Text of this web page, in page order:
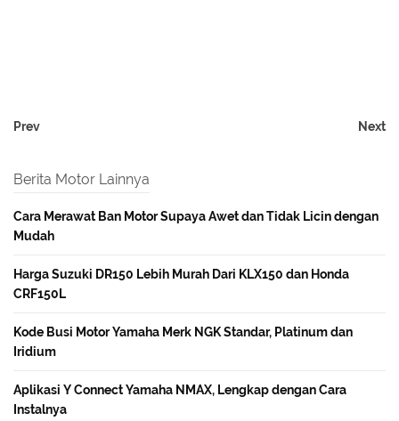
Prev Next
Berita Motor Lainnya
Cara Merawat Ban Motor Supaya Awet dan Tidak Licin dengan
Mudah
Harga Suzuki DR150 Lebih Murah Dari KLX150 dan Honda
CRF150L
Kode Busi Motor Yamaha Merk NGK Standar, Platinum dan
Iridium
Aplikasi Y Connect Yamaha NMAX, Lengkap dengan Cara
Instalnya